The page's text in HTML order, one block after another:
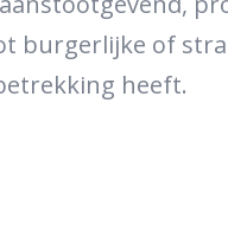
burgerlijke of
heeft.